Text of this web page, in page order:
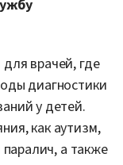
врачей, где
диагностики
у детей.
как аутизм,
а также